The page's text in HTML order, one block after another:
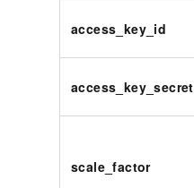
access_key_id
access_key_secret
scale_factor